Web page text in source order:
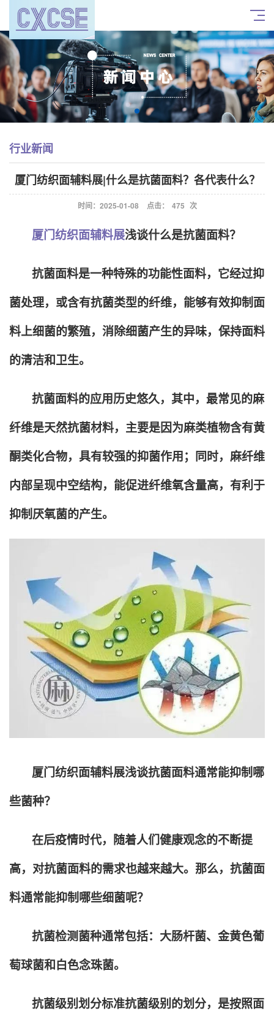
行业新闻
厦门纺织面辅料展|什么是抗菌面料？各代表什么？
时间：2025-01-08 点击： 475 次
厦门纺织面辅料展浅谈什么是抗菌面料？
抗菌面料是一种特殊的功能性面料，它经过抑
菌处理，或含有抗菌类型的纤维，能够有效抑制面
料上细菌的繁殖，消除细菌产生的异味，保持面料
的清洁和卫生。
抗菌面料的应用历史悠久，其中，最常见的麻
纤维是天然抗菌材料，主要是因为麻类植物含有黄
酮类化合物，具有较强的抑菌作用；同时，麻纤维
内部呈现中空结构，能促进纤维氧含量高，有利于
抑制厌氧菌的产生。
厦门纺织面辅料展浅谈抗菌面料通常能抑制哪
些菌种？
在后疫情时代，随着人们健康观念的不断提
高，对抗菌面料的需求也越来越大。那么，抗菌面
料通常能抑制哪些细菌呢？
抗菌检测菌种通常包括：大肠杆菌、金黄色葡
萄球菌和白色念珠菌。
抗菌级别划分标准抗菌级别的划分，是按照面